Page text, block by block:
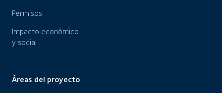
Permisos
Impacto económico
y social
Áreas del proyecto